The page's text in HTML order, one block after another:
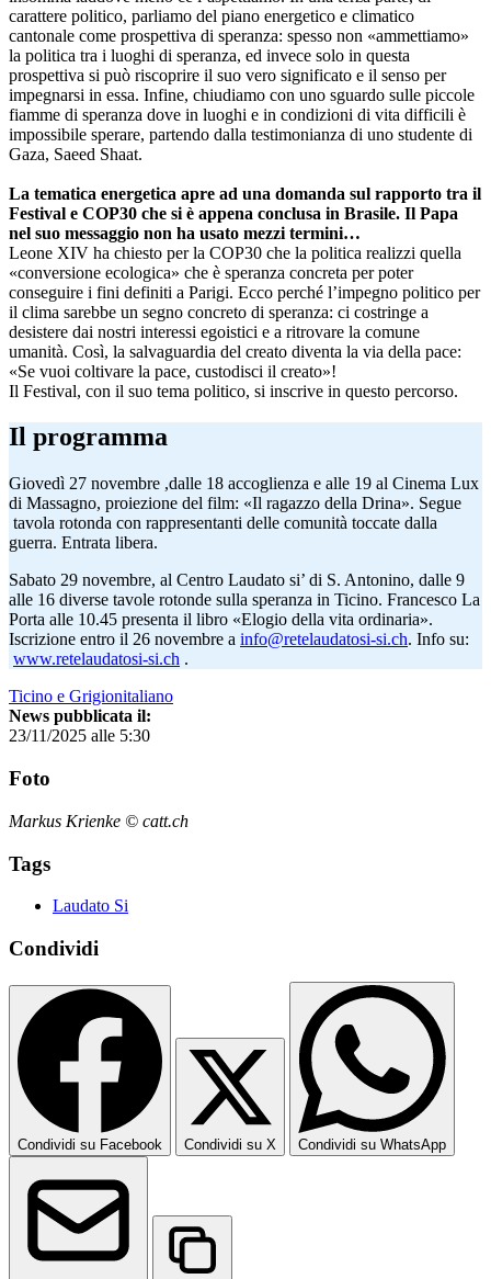
carattere politico, parliamo del piano energetico e climatico
cantonale come prospettiva di speranza: spesso non «ammettiamo»
la politica tra i luoghi di speranza, ed invece solo in questa
prospettiva si può riscoprire il suo vero significato e il senso per
impegnarsi in essa. Infine, chiudiamo con uno sguardo sulle piccole
fiamme di speranza dove in luoghi e in condizioni di vita difficili è
impossibile sperare, partendo dalla testimonianza di uno studente di
Gaza, Saeed Shaat.
La tematica energetica apre ad una domanda sul rapporto tra il
Festival e COP30 che si è appena conclusa in Brasile. Il Papa
nel suo messaggio non ha usato mezzi termini…
Leone XIV ha chiesto per la COP30 che la politica realizzi quella
«conversione ecologica» che è speranza concreta per poter
conseguire i fini definiti a Parigi. Ecco perché l’impegno politico per
il clima sarebbe un segno concreto di speranza: ci costringe a
desistere dai nostri interessi egoistici e a ritrovare la comune
umanità. Così, la salvaguardia del creato diventa la via della pace:
«Se vuoi coltivare la pace, custodisci il creato»!
Il Festival, con il suo tema politico, si inscrive in questo percorso.
Il programma
Giovedì 27 novembre ,dalle 18 accoglienza e alle 19 al Cinema Lux
di Massagno, proiezione del film: «Il ragazzo della Drina». Segue
tavola rotonda con rappresentanti delle comunità toccate dalla
guerra. Entrata libera.
Sabato 29 novembre, al Centro Laudato si’ di S. Antonino, dalle 9
alle 16 diverse tavole rotonde sulla speranza in Ticino. Francesco La
Porta alle 10.45 presenta il libro «Elogio della vita ordinaria».
Iscrizione entro il 26 novembre a info@retelaudatosi-si.ch. Info su:
www.retelaudatosi-si.ch .
Ticino e Grigionitaliano
News pubblicata il:
23/11/2025 alle 5:30
Foto
Markus Krienke © catt.ch
Tags
Laudato Si
Condividi
Condividi su Facebook Condividi su X Condividi su WhatsApp